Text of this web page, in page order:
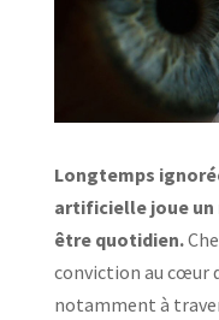
Longtemps
artificielle joue un
être quotidien.
conviction au cœur
notamment à